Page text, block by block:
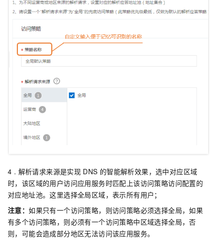
4 . 解析请求来源是实现 DNS 的智能解析效果，选中对应区域
时，该区域的用户访问应用服务时匹配上该访问策略访问配置的
对应地址池。这里选择全局区域，表示所有用户；
注意：如果只有一个访问策略，则访问策略必须选择全局，如果
有多个访问策略，则必须有一个访问策略中区域选择全局，否
则，可能会造成部分地区无法访问该应用服务。